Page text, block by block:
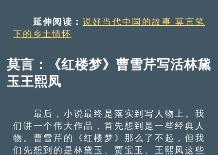
延伸阅读： 说好当代中国的故事 莫言笔
下的乡土情怀
莫言：《红楼梦》曹雪芹写活林黛
玉王熙凤
最后，小说最终是落实到写人物上。我
们讲一个伟大作品，首先想到是一些经典人
物。曹雪芹的《红楼梦》那么了不起，但我
们先想到的是林黛玉、贾宝玉、王熙凤这些